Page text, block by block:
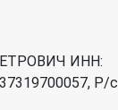
ИНН:
Р/c